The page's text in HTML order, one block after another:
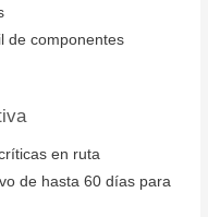
de componentes
en ruta
de hasta 60 días para